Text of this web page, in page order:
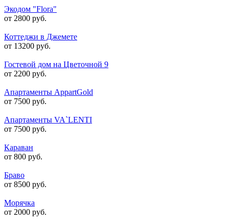
Экодом "Flora"
от 2800 руб.
Коттеджи в Джемете
от 13200 руб.
Гостевой дом на Цветочной 9
от 2200 руб.
Апартаменты AppartGold
от 7500 руб.
Апартаменты VA`LENTI
от 7500 руб.
Караван
от 800 руб.
Браво
от 8500 руб.
Морячка
от 2000 руб.